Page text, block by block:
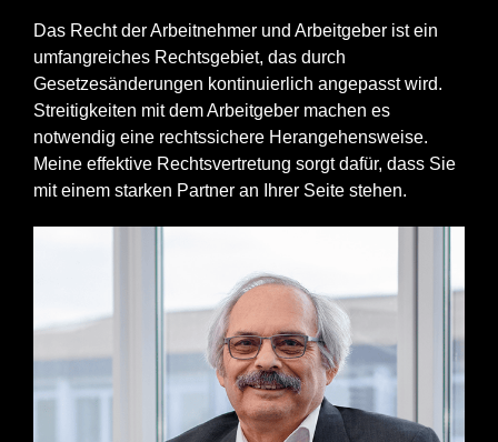
Das Recht der Arbeitnehmer und Arbeitgeber ist ein
umfangreiches Rechtsgebiet, das durch
Gesetzesänderungen kontinuierlich angepasst wird.
Streitigkeiten mit dem Arbeitgeber machen es
notwendig eine rechtssichere Herangehensweise.
Meine effektive Rechtsvertretung sorgt dafür, dass Sie
mit einem starken Partner an Ihrer Seite stehen.